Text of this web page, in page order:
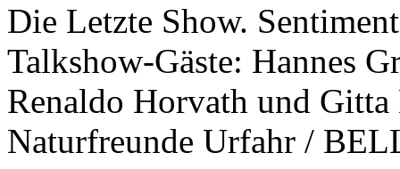
Die Letzte Show.
Talkshow-Gäste: Hannes
Renaldo Horvath und
Naturfreunde Urfahr /